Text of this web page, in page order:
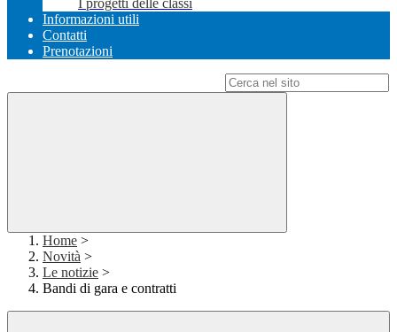
I progetti delle classi
Informazioni utili
Contatti
Prenotazioni
Home >
Novità >
Le notizie >
Bandi di gara e contratti